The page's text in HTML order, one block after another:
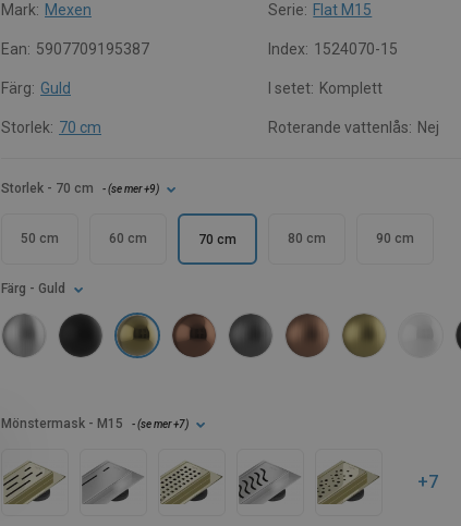
Mark: Mexen Serie: Flat M15
Ean: 5907709195387 Index: 1524070-15
Färg: Guld I setet: Komplett
Storlek: 70 cm Roterande vattenlås: Nej
Storlek - 70 cm - (se mer+9)
50 cm 60 cm 70 cm 80 cm 90 cm
Färg - Guld
Mönstermask - M15 - (se mer+7)
+7